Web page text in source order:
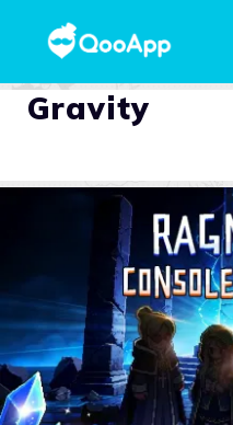
Gravity